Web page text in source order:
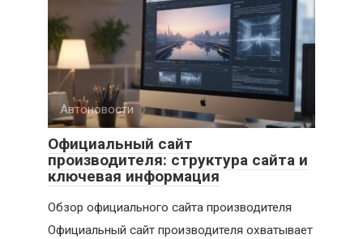
Автоновости
Официальный сайт
производителя: структура сайта и
ключевая информация
Обзор официального сайта производителя
Официальный сайт производителя охватывает